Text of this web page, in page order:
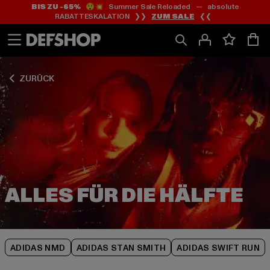
Zum
Inhalt
springen
Zum
Fußzeile
springen
BIS ZU -65%😲💥 Summer Sale Reloaded — absolute
RABATTESKALATION ❯❯ ZUM SALE ❮❮
ZURÜCK
ADIDAS NMD ADIDAS STAN SMITH ADIDAS SWIFT RUN
Zum
Produktraster
springen